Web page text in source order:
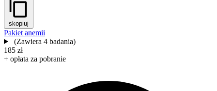
skopiuj
Pakiet anemii
(Zawiera 4 badania)
185 zł
+ opłata za pobranie